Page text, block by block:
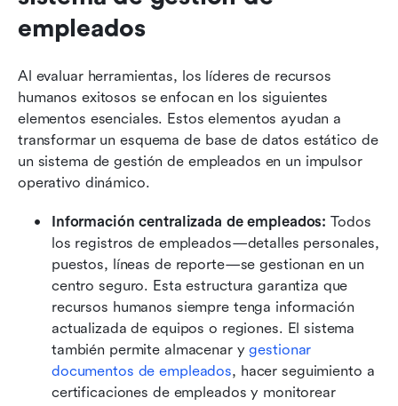
empleados
Al evaluar herramientas, los líderes de recursos
humanos exitosos se enfocan en los siguientes
elementos esenciales. Estos elementos ayudan a
transformar un esquema de base de datos estático de
un sistema de gestión de empleados en un impulsor
operativo dinámico.
Información centralizada de empleados: Todos
los registros de empleados—detalles personales,
puestos, líneas de reporte—se gestionan en un
centro seguro. Esta estructura garantiza que
recursos humanos siempre tenga información
actualizada de equipos o regiones. El sistema
también permite almacenar y gestionar
documentos de empleados, hacer seguimiento a
certificaciones de empleados y monitorear